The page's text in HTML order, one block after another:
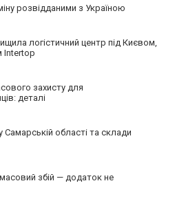
розвідданими з Україною
логістичний центр під Києвом,
Intertop
захисту для
деталі
області та склади
збій — додаток не